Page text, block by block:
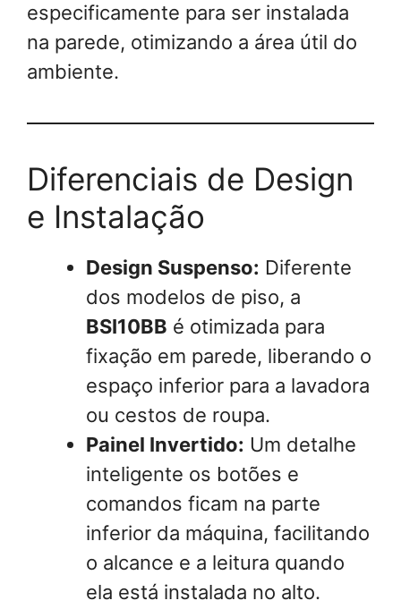
especificamente para ser instalada
na parede, otimizando a área útil do
ambiente.
Diferenciais de Design
e Instalação
Design Suspenso: Diferente
dos modelos de piso, a
BSI10BB é otimizada para
fixação em parede, liberando o
espaço inferior para a lavadora
ou cestos de roupa.
Painel Invertido: Um detalhe
inteligente os botões e
comandos ficam na parte
inferior da máquina, facilitando
o alcance e a leitura quando
ela está instalada no alto.